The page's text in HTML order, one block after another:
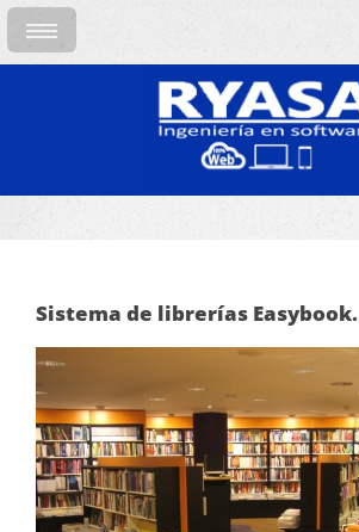
Sistema de librerías Easybook.